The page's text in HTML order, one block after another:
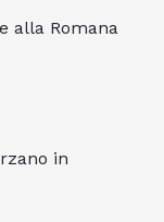
alla Romana
in